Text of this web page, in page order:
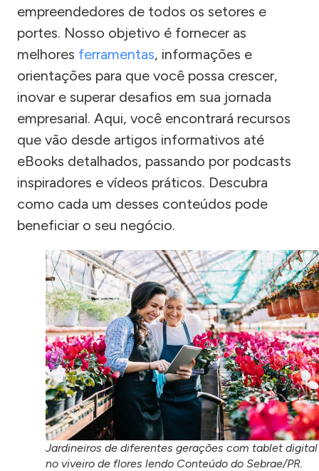
empreendedores de todos os setores e
portes. Nosso objetivo é fornecer as
melhores ferramentas, informações e
orientações para que você possa crescer,
inovar e superar desafios em sua jornada
empresarial. Aqui, você encontrará recursos
que vão desde artigos informativos até
eBooks detalhados, passando por podcasts
inspiradores e vídeos práticos. Descubra
como cada um desses conteúdos pode
beneficiar o seu negócio.
Jardineiros de diferentes gerações com tablet digital
no viveiro de flores lendo Conteúdo do Sebrae/PR.